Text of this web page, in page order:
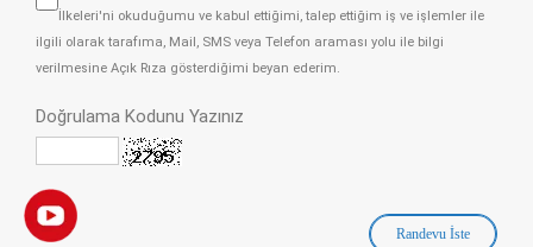
İlkeleri'ni okuduğumu ve kabul ettiğimi, talep ettiğim iş ve işlemler ile
ilgili olarak tarafıma, Mail, SMS veya Telefon araması yolu ile bilgi
verilmesine Açık Rıza gösterdiğimi beyan ederim.
Doğrulama Kodunu Yazınız
Randevu İste